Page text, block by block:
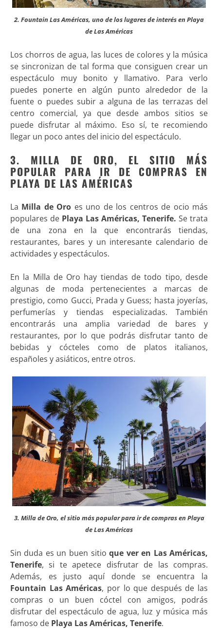
2. Fountain Las Américas, uno de los lugares de interés en Playa
de Las Américas
Los chorros de agua, las luces de colores y la música
se sincronizan de tal forma que consiguen crear un
espectáculo muy bonito y llamativo. Para verlo
puedes ponerte en algún punto alrededor de la
fuente o puedes subir a alguna de las terrazas del
centro comercial, ya que desde ambos sitios se
puede disfrutar al máximo. Eso sí, te recomiendo
llegar un poco antes del inicio del espectáculo.
3. MILLA DE ORO, EL SITIO MÁS
POPULAR PARA IR DE COMPRAS EN
PLAYA DE LAS AMÉRICAS
La Milla de Oro es uno de los centros de ocio más
populares de Playa Las Américas, Tenerife.Se trata
de una zona en la que encontrarás tiendas,
restaurantes, bares y un interesante calendario de
actividades y espectáculos.
En la Milla de Oro hay tiendas de todo tipo, desde
algunas de moda pertenecientes a marcas de
prestigio, como Gucci, Prada y Guess; hasta joyerías,
perfumerías y tiendas especializadas. También
encontrarás una amplia variedad de bares y
restaurantes, por lo que podrás disfrutar tanto de
bebidas y cócteles como de platos italianos,
españoles y asiáticos, entre otros.
3. Milla de Oro, el sitio más popular para ir de compras en Playa
de Las Américas
Sin duda es un buen sitioque ver en Las Américas,
Tenerife, si te apetece disfrutar de las compras.
Además, es justo aquí donde se encuentra la
Fountain Las Américas, por lo que después de las
compras o un buen cóctel con amigos, podrás
disfrutar del espectáculo de agua, luz y música más
famoso de Playa Las Américas, Tenerife.